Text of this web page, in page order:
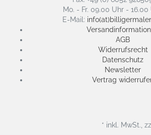
Mo. - Fr. 09.00 Uhr - 16.00
E-Mail:
AGB
Widerrufsrecht
Datenschutz
Newsletter
Vertrag
* inkl. MwSt.,